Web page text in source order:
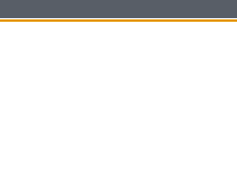
ICONICI della Fiorentina dal
– Italia 3-2 ed eliminazione dal
POV: You Are The Referee in
giocatori senza poterlo
The Entire Team